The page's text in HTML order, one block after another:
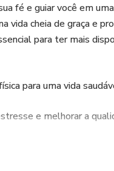
fé e guiar você em
vida cheia de graça e
para ter mais
para uma vida
e melhorar a
seu sistema